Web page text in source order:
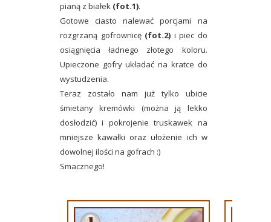
pianą z białek (fot.1).
Gotowe ciasto nalewać porcjami na
rozgrzaną gofrownicę (fot.2) i piec do
osiągnięcia ładnego złotego koloru.
Upieczone gofry układać na kratce do
wystudzenia.
Teraz zostało nam już tylko ubicie
śmietany kremówki (można ją lekko
dosłodzić) i pokrojenie truskawek na
mniejsze kawałki oraz ułożenie ich w
dowolnej ilości na gofrach :)
Smacznego!